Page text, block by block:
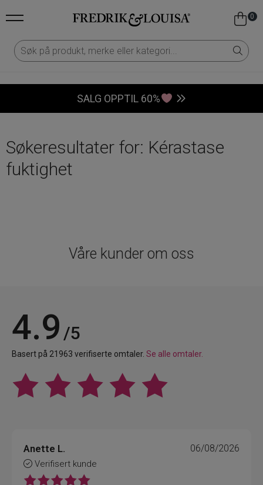
0
SALG OPPTIL 60%
Søkeresultater for: Kérastase
fuktighet
Våre kunder om oss
4.9 /5
Basert på 21963 verifiserte omtaler. Se alle omtaler.
Anette L.
Verifisert kunde
06/08/2026